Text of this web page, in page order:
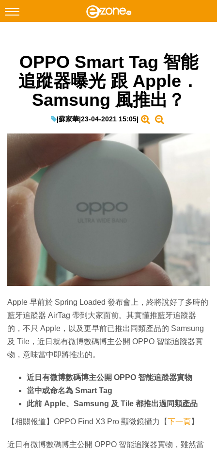
Facebook Instagram
科技焦點
網絡生活
教學評測
IT Times
生成式AI與雲端應用
Enterprise Digital Transformation
OPPO Smart Tag 智能
追蹤器曝光 跟 Apple．
Samsung 風推出？
|蘇家華|23-04-2021 15:05|
Apple 早前於 Spring Loaded 發布會上，終將說好了多時的
藍牙追蹤器 AirTag 帶到大家面前。其實懂推藍牙追蹤器
的，不只 Apple，以及更早前已推出同類產品的 Samsung
及 Tile，近日就有微博數碼博主公開 OPPO 智能追蹤器實
物，意味當中即將推出的。
近日有微博數碼博主公開 OPPO 智能追蹤器實物
當中或命名為 Smart Tag
此前 Apple、Samsung 及 Tile 都推出過同類產品
【相關報道】OPPO Find X3 Pro 顯微鏡攝力【下一頁】
近日有微博數碼博主公開 OPPO 智能追蹤器實物，雖然當